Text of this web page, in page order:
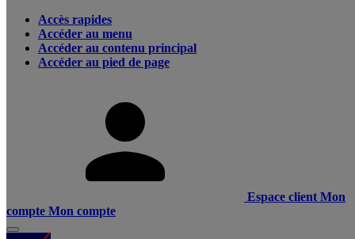
Accès rapides
Accéder au menu
Accéder au contenu principal
Accéder au pied de page
Espace client Mon
compte Mon compte